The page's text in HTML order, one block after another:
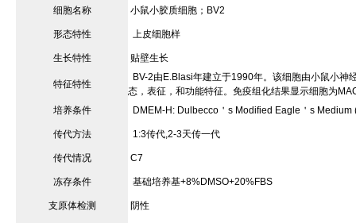
细胞名称 小鼠小胶质细胞；BV2
形态特性 上皮细胞样
生长特性 贴壁生长
特征特性
BV-2由E.Blasi年建立于1990年。该细胞由小鼠小神
态，表征，和功能特征。免疫组化结果显示细胞为
培养条件
DMEM-H: Dulbecco＇s Modified Eagle＇s
传代方法 1:3传代,2-3天传一代
传代情况 C7
冻存条件 基础培养基+8%DMSO+20%FBS
支原体检测 阴性